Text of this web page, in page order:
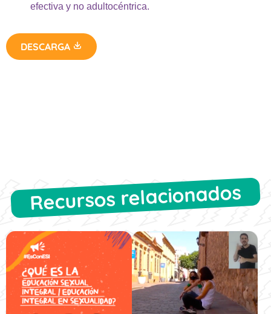
efectiva y no adultocéntrica.
DESCARGA
Recursos relacionados